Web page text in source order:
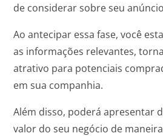
de considerar sobre seu
Ao antecipar essa fase, você
as informações relevantes,
atrativo para potenciais
em sua companhia.
Além disso, poderá apresentar
valor do seu negócio de